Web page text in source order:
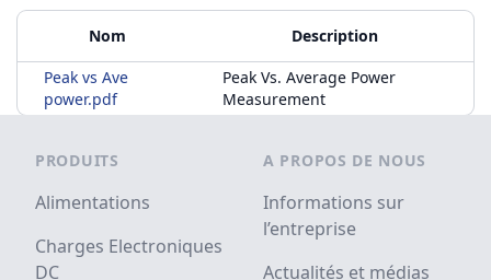
Accessoires
Matériels supplémentaires
Nom
Description
Peak vs Ave
power.pdf
Peak Vs. Average Power
Measurement
PRODUITS
Alimentations
Charges Electroniques
DC
A PROPOS DE NOUS
Informations sur
l’entreprise
Actualités et médias